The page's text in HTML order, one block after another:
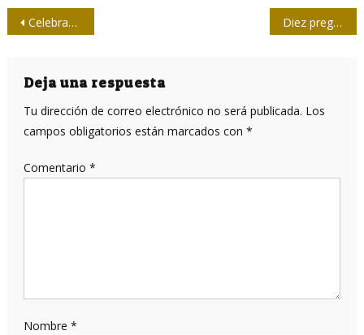
Navegación
entradas
Celebran Día del Historiador Diez preguntas clave sobre la reforma constitucional en Cuba
Deja una respuesta
Tu dirección de correo electrónico no será publicada. Los
campos obligatorios están marcados con *
Comentario *
Nombre *